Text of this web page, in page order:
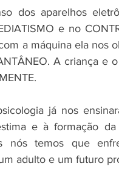
dos aparelhos
e no
a máquina ela nos
A criança e
já nos
e à formação
nós temos que
adulto e um futuro